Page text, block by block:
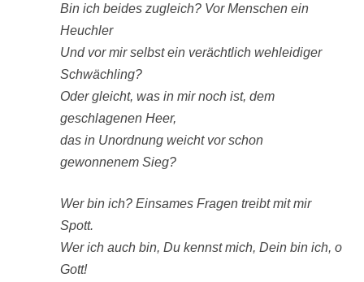
Bin ich beides zugleich? Vor Menschen ein
Heuchler
Und vor mir selbst ein verächtlich wehleidiger
Schwächling?
Oder gleicht, was in mir noch ist, dem
geschlagenen Heer,
das in Unordnung weicht vor schon
gewonnenem Sieg?
Wer bin ich? Einsames Fragen treibt mit mir
Spott.
Wer ich auch bin, Du kennst mich, Dein bin ich, o
Gott!